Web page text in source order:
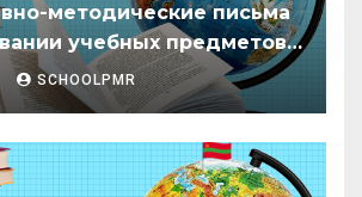
методические письма
учебных предметов/
в организациях
ПМР на 2026/27 уч. год
SCHOOLPMR